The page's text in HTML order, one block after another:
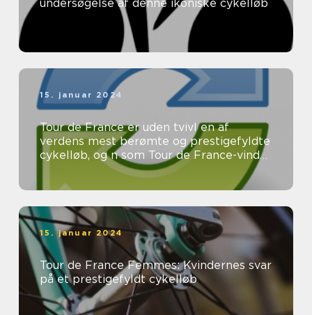
undersøgelse af denne ikoniske cykelløb
15. januar 2024
Tour de France er uden tvivl en af
verdens mest berømte og prestigefyldte
cykelløb, og n som Tour de France-vinder
er eftertragtet og æret af ryttere ...
15. januar 2024
Tour de France Femmes: Kvindernes svar
på et prestigefyldt cykelløb